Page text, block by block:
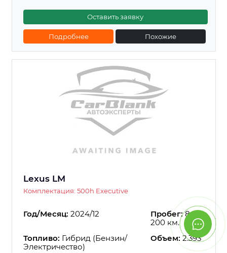
Оставить заявку
Подробнее Похожие
Lexus LM
Комплектация: 500h Executive
Год/Месяц: 2024/12 Пробег:8
200 км.
Топливо: Гибрид (Бензин/
Электричество)
Объем: 2.393